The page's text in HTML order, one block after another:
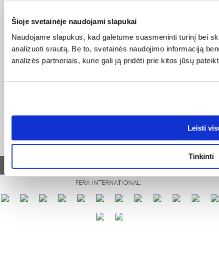
Šioje svetainėje naudojami slapukai
Naudojame slapukus, kad galėtume suasmeninti turinį bei
analizuoti srautą. Be to, svetainės naudojimo informaciją
analizės partneriais, kurie gali ją pridėti prie kitos jūsų
Leisti
Tinkinti
SUSIPAŽINKIME
Tel: +370 700 449 79, El.paštas:info@fera.lt
FERA INTERNATIONAL: